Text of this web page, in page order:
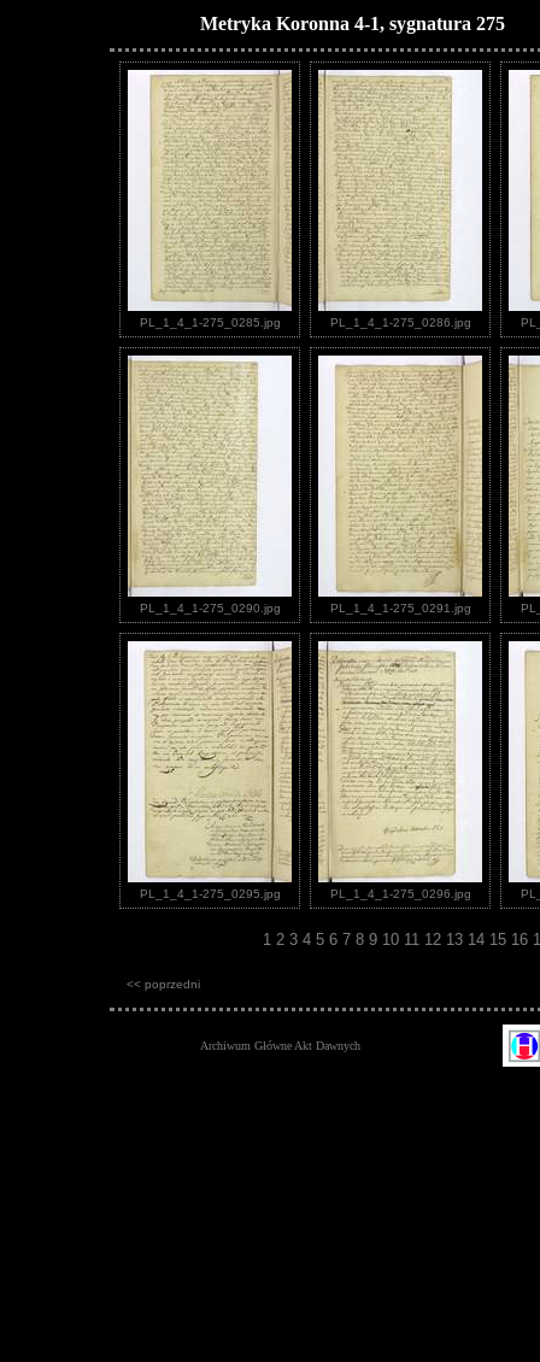
Metryka Koronna 4-1, sygnatura 275
PL_1_4_1-275_0285.jpg PL_1_4_1-275_0286.jpg
PL_1_4_1-275_0290.jpg PL_1_4_1-275_0291.jpg
PL_1_4_1-275_0295.jpg PL_1_4_1-275_0296.jpg
1 2 3 4 5 6 7 8 9 10 11 12 13 14 15 16
<< poprzedni
Archiwum Główne Akt Dawnych